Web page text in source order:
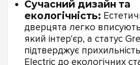
Сучасний дизайн та
екологічність:
дверцята легко
який інтер'єр, а статус
підтверджує
Electric до екологічних